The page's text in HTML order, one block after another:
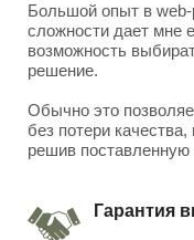
Большой опыт в web-
сложности дает мне
возможность
решение.
Обычно это
без потери
решив поставленную
Гарантия